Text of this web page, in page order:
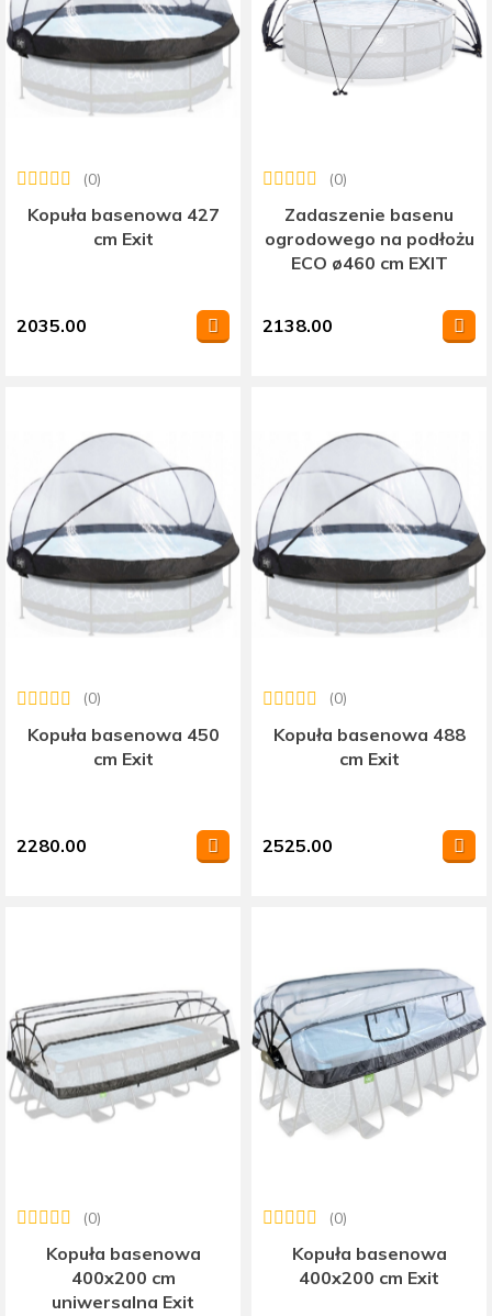
Kopuła basenowa 427
cm Exit
(0)
2035.00
Zadaszenie basenu
ogrodowego na podłożu
ECO ø460 cm EXIT
(0)
2138.00
Kopuła basenowa 450
cm Exit
(0)
2280.00
Kopuła basenowa 488
cm Exit
(0)
2525.00
Kopuła basenowa
400x200 cm
uniwersalna Exit
(0)
Kopuła basenowa
400x200 cm Exit
(0)